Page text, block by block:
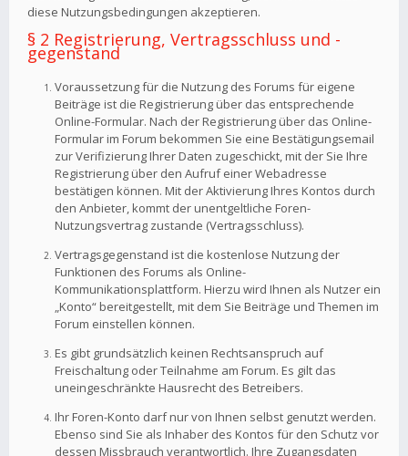
diese Nutzungsbedingungen akzeptieren.
§ 2 Registrierung, Vertragsschluss und -
gegenstand
Voraussetzung für die Nutzung des Forums für eigene
Beiträge ist die Registrierung über das entsprechende
Online-Formular. Nach der Registrierung über das Online-
Formular im Forum bekommen Sie eine Bestätigungsemail
zur Verifizierung Ihrer Daten zugeschickt, mit der Sie Ihre
Registrierung über den Aufruf einer Webadresse
bestätigen können. Mit der Aktivierung Ihres Kontos durch
den Anbieter, kommt der unentgeltliche Foren-
Nutzungsvertrag zustande (Vertragsschluss).
Vertragsgegenstand ist die kostenlose Nutzung der
Funktionen des Forums als Online-
Kommunikationsplattform. Hierzu wird Ihnen als Nutzer ein
„Konto“ bereitgestellt, mit dem Sie Beiträge und Themen im
Forum einstellen können.
Es gibt grundsätzlich keinen Rechtsanspruch auf
Freischaltung oder Teilnahme am Forum. Es gilt das
uneingeschränkte Hausrecht des Betreibers.
Ihr Foren-Konto darf nur von Ihnen selbst genutzt werden.
Ebenso sind Sie als Inhaber des Kontos für den Schutz vor
dessen Missbrauch verantwortlich. Ihre Zugangsdaten